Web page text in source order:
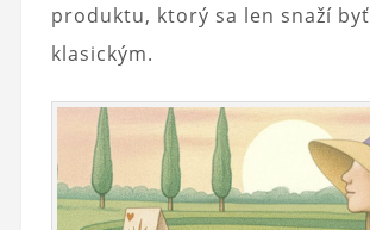
produktu, ktorý sa len snaží byť
klasickým.